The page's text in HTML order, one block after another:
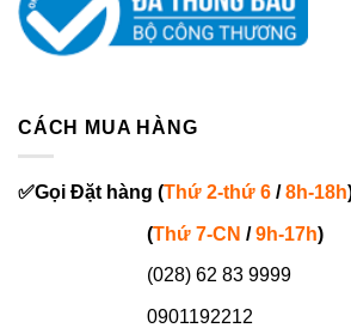
CÁCH MUA HÀNG
✅Gọi Đặt hàng (Thứ 2-thứ 6 /8h-18h
(Thứ 7-CN /9h-17h)
(028) 62 83 9999
0901192212